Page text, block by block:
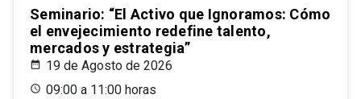
Seminario: “El Activo que Ignoramos: Cómo
el envejecimiento redefine talento,
mercados y estrategia”
19 de Agosto de 2026
09:00 a 11:00 horas